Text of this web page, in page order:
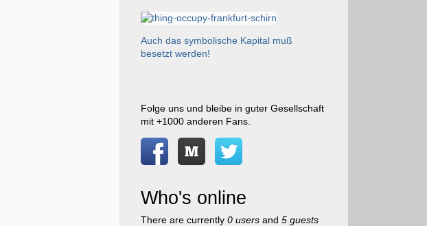
Auch das symbolische Kapital muß
besetzt werden!
Folge uns und bleibe in guter Gesellschaft
mit +1000 anderen Fans.
Who's online
There are currently 0 usersand 5 guests